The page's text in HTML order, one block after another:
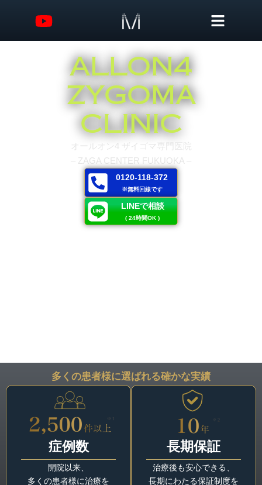
ALLON4
ZYGOMA
CLINIC
オールオン4 ザイゴマ専門医院
– ZAGA CENTER FUKUOKA –
0120-118-372
※無料回線です
LINEで相談
( 24時間OK )
多くの患者様に選ばれる確かな実績
症例数
開院以来、
多くの患者様に治療を
長期保証
治療後も安心できる、
長期にわたる保証制度を